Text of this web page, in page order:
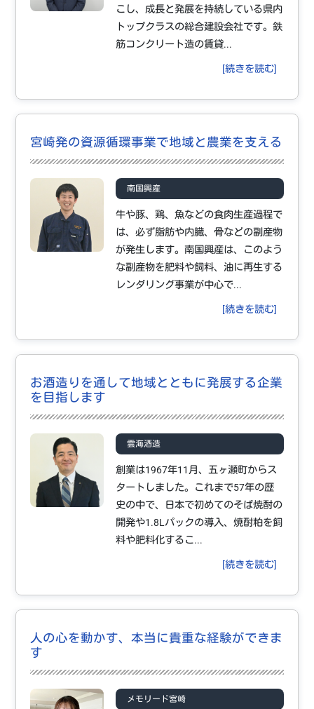
こし、成長と発展を持続している県内
トップクラスの総合建設会社です。鉄
筋コンクリート造の賃貸...
[続きを読む]
宮崎発の資源循環事業で地域と農業を支える
南国興産
牛や豚、鶏、魚などの食肉生産過程で
は、必ず脂肪や内臓、骨などの副産物
が発生します。南国興産は、このよう
な副産物を肥料や飼料、油に再生する
レンダリング事業が中心で...
[続きを読む]
お酒造りを通して地域とともに発展する企業
を目指します
雲海酒造
創業は1967年11月、五ヶ瀬町からス
タートしました。これまで57年の歴
史の中で、日本で初めてのそば焼酎の
開発や1.8Lパックの導入、焼酎粕を飼
料や肥料化するこ...
[続きを読む]
人の心を動かす、本当に貴重な経験ができま
す
メモリード宮崎